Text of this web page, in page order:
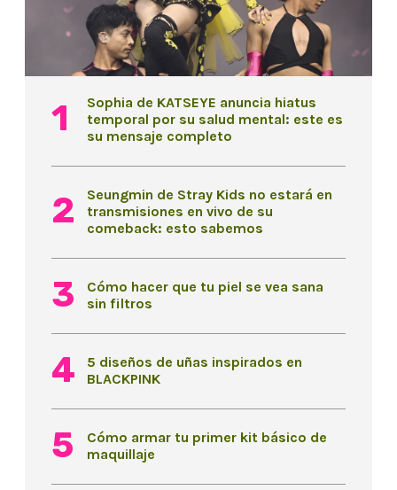
Sophia de KATSEYE anuncia hiatus
temporal por su salud mental: este es
su mensaje completo
Seungmin de Stray Kids no estará en
transmisiones en vivo de su
comeback: esto sabemos
Cómo hacer que tu piel se vea sana
sin filtros
5 diseños de uñas inspirados en
BLACKPINK
Cómo armar tu primer kit básico de
maquillaje